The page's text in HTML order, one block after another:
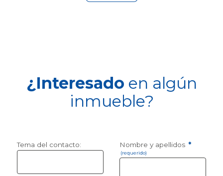
¿Interesado en algún
inmueble?
Tema del contacto: Nombre y apellidos *
(requerido)